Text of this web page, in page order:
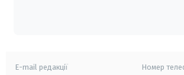
E-mail редакції Номер